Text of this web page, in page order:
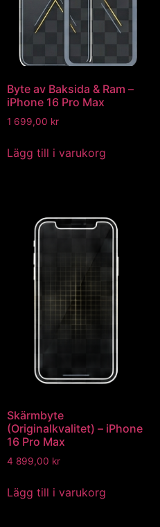
Byte av Baksida & Ram –
iPhone 16 Pro Max
1 699,00 kr
Lägg till i varukorg
Skärmbyte
(Originalkvalitet) – iPhone
16 Pro Max
4 899,00 kr
Lägg till i varukorg